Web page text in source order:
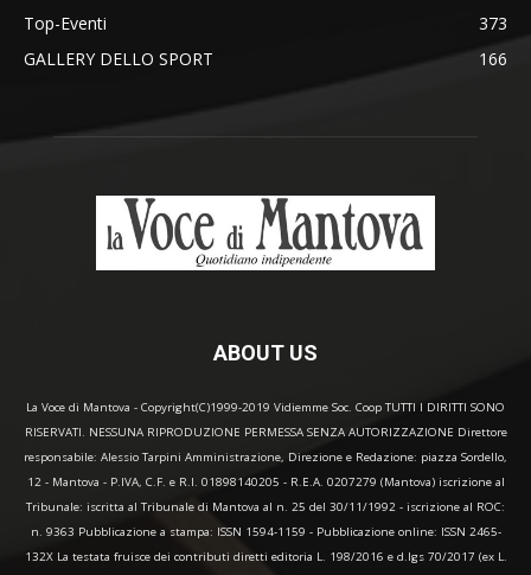
Top-Eventi
373
GALLERY DELLO SPORT
166
ABOUT US
La Voce di Mantova - Copyright(C)1999-2019 Vidiemme Soc. Coop TUTTI I DIRITTI SONO
RISERVATI. NESSUNA RIPRODUZIONE PERMESSA SENZA AUTORIZZAZIONE Direttore
responsabile: Alessio Tarpini Amministrazione, Direzione e Redazione: piazza Sordello,
12 - Mantova - P.IVA, C.F. e R.I. 01898140205 - R.E.A. 0207279 (Mantova) iscrizione al
Tribunale: iscritta al Tribunale di Mantova al n. 25 del 30/11/1992 - iscrizione al ROC:
n. 9363 Pubblicazione a stampa: ISSN 1594-1159 - Pubblicazione online: ISSN 2465-
132X La testata fruisce dei contributi diretti editoria L. 198/2016 e d.lgs 70/2017 (ex L.